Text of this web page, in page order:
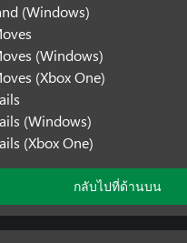
(Windows)
(Windows)
(Xbox One)
(Windows)
(Xbox One)
กลับไปที่ด้านบน